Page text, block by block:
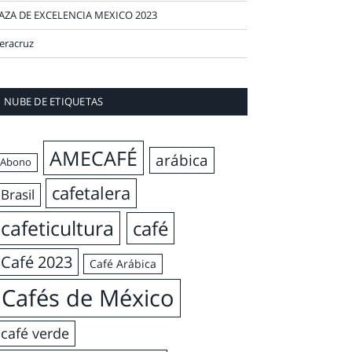
DE EXCELENCIA MEXICO 2023
NUBE DE ETIQUETAS
Abono AMECAFÉ arábica
Brasil cafetalera
cafeticultura café
Café 2023 Café Arábica
Cafés de México
café verde